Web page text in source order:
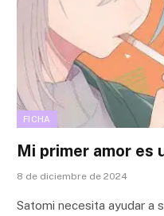
FICHA
Mi primer amor es
8 de diciembre de 2024
Satomi necesita ayudar a